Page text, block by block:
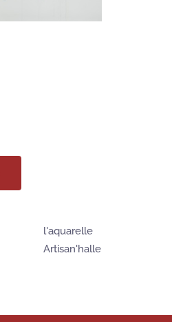
l'aquarelle
Artisan'halle